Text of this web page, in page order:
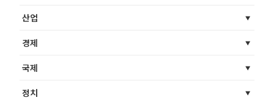
산업
경제
국제
정치